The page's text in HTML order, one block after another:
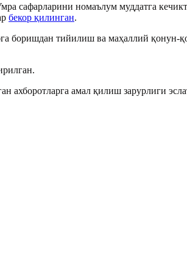
сафарларини номаълум муддатга
бекор қилинган.
боришдан тийилиш ва маҳаллий қонун-
ахборотларга амал қилиш зарурлиги